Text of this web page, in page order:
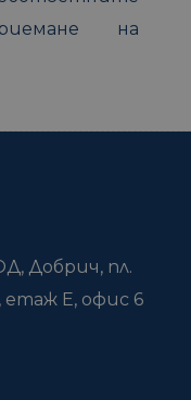
на
Добрич, пл.
етаж Е, офис 6